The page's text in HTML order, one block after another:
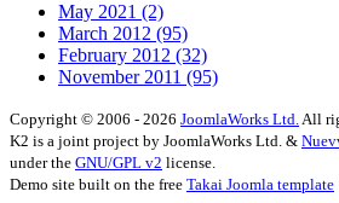
May 2021 (2)
March 2012 (95)
February 2012 (32)
November 2011 (95)
Copyright © 2006 - 2026 JoomlaWorks Ltd.All
K2 is a joint project by JoomlaWorks Ltd. &
under the GNU/GPL v2 license.
Demo site built on the free Takai Joomla template